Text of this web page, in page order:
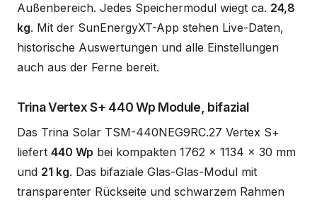
Außenbereich. Jedes Speichermodul wiegt ca. 24,8
kg. Mit der SunEnergyXT-App stehen Live-Daten,
historische Auswertungen und alle Einstellungen
auch aus der Ferne bereit.
Trina Vertex S+ 440 Wp Module, bifazial
Das Trina Solar TSM-440NEG9RC.27 Vertex S+
liefert 440 Wp bei kompakten 1762 x 1134 x 30 mm
und 21 kg. Das bifaziale Glas-Glas-Modul mit
transparenter Rückseite und schwarzem Rahmen